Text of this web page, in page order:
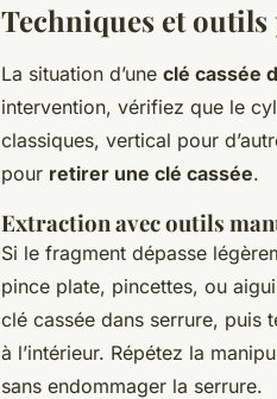
Techniques et
La situation d’une clé cassée
intervention, vérifiez que le
classiques, vertical pour
pour retirer une clé cassée.
Extraction avec outils
Si le fragment dépasse
pince plate, pincettes, ou
clé cassée dans serrure, puis
à l’intérieur. Répétez la
sans endommager la serrure.